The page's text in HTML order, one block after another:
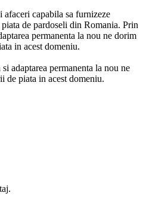
afaceri capabila sa furnizeze
de pardoseli din Romania. Prin
permanenta la nou ne dorim
in acest domeniu.
adaptarea permanenta la nou ne
de piata in acest domeniu.